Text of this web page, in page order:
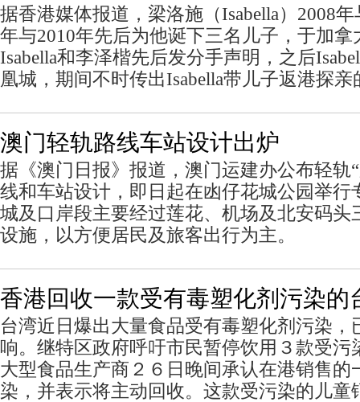
据香港媒体报道，梁洛施（Isabella）2008
年与2010年先后为他诞下三名儿子，于加
Isabella和李泽楷先后发分手声明，之后
凰城，期间不时传出Isabella带儿子返港探亲
澳门轻轨路线车站设计出炉
据《澳门日报》报道，澳门运建办公布轻轨
线和车站设计，即日起在凼仔花城公园举行
城及口岸段主要经过莲花、机场及北安码头
设施，以方便居民及旅客出行为主。
香港回收一款受有毒塑化剂污染的
台湾近日爆出大量食品受有毒塑化剂污染，
响。继特区政府呼吁市民暂停饮用３款受污
大型食品生产商２６日晚间承认在港销售的
染，并表示将主动回收。这款受污染的儿童